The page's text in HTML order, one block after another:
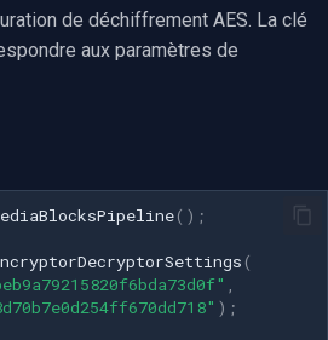
de déchiffrement AES. La clé
aux paramètres de
();
(
);